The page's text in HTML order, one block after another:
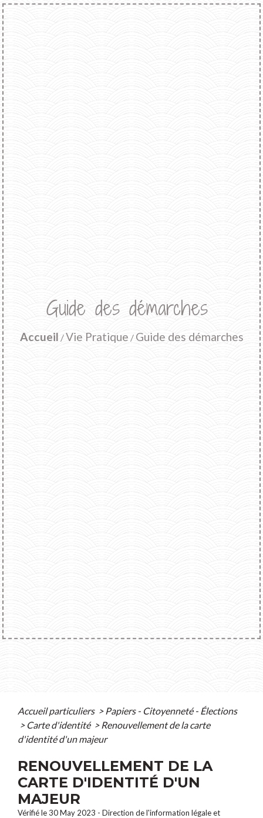
Guide des démarches
Accueil /Vie Pratique / Guide des démarches
Accueil particuliers > Papiers - Citoyenneté - Élections
> Carte d'identité > Renouvellement de la carte
d'identité d'un majeur
RENOUVELLEMENT DE LA
CARTE D'IDENTITÉ D'UN
MAJEUR
Vérifié le 30 May 2023 - Direction de l'information légale et